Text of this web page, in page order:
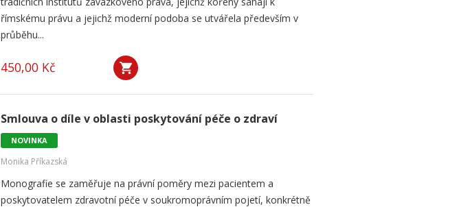
římskému právu a jejichž moderní podoba se utvářela především v
průběhu...
450,00 Kč
Smlouva o díle v oblasti poskytování péče o zdraví
NOVINKA
Monika Příkazská
Monografie se zaměřuje na právní poměry mezi pacientem a
poskytovatelem zdravotní péče v soukromoprávním pojetí, konkrétně